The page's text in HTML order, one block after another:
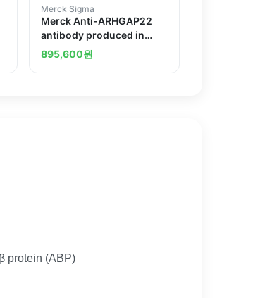
Merck Sigma
Merck Anti-ARHGAP22
antibody produced in
rabbit
895,600원
protein (ABP)